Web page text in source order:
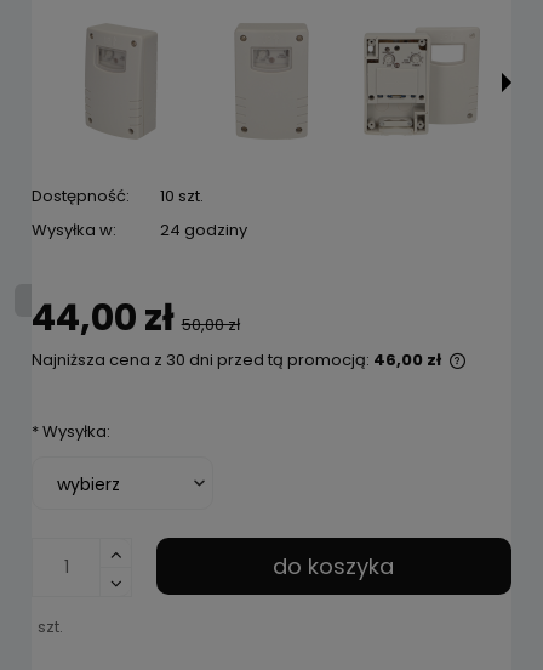
Dostępność:
10 szt.
Wysyłka w:
24 godziny
44,00 zł 50,00 zł
Najniższa cena z 30 dni przed tą promocją: 46,00 zł
*Wysyłka:
szt.
do koszyka